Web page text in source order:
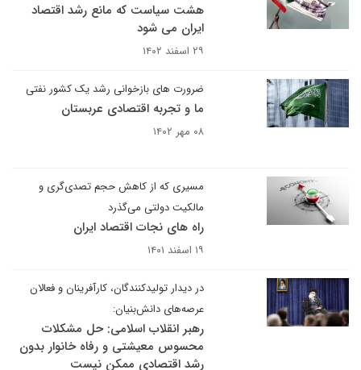
هشت سیاست که مانع رشد اقتصاد
ایران می شود
۲۹ اسفند ۱۴۰۲
ضرورت های بازخوانی رشد یک کشور نفتی
ما و تجربه اقتصادی عربستان
۰۸ مهر ۱۴۰۲
مسیری که از کاهش حجم تصدی‌گری و
مالکیت دولتی می‌گذرد
راه های نجات اقتصاد ایران
۱۹ اسفند ۱۴۰۱
در دیدار تولیدکنندگان، کارآفرینان و فعالان
عرصه‌های دانش‌بنیان:
رهبر انقلاب اسلامی: حل مشکلات
محسوس معیشتی و رفاه خانوار بدون
رشد اقتصادی ممکن نیست